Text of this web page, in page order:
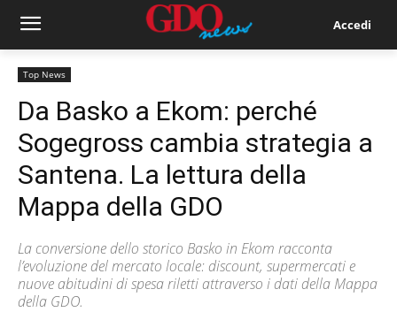
Accedi
Top News
Da Basko a Ekom: perché
Sogegross cambia strategia a
Santena. La lettura della
Mappa della GDO
La conversione dello storico Basko in Ekom racconta
l’evoluzione del mercato locale: discount, supermercati e
nuove abitudini di spesa riletti attraverso i dati della Mappa
della GDO.